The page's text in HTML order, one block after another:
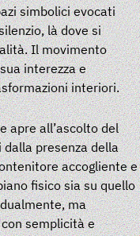
simbolici evocati
là dove si
Il movimento
interezza e
interiori.
apre all’ascolto del
presenza della
accogliente e
fisico sia su quello
ma
semplicità e